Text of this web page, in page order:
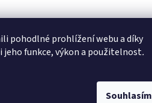
pohodlné prohlížení webu a díky
funkce, výkon a použitelnost.
Souhlasím